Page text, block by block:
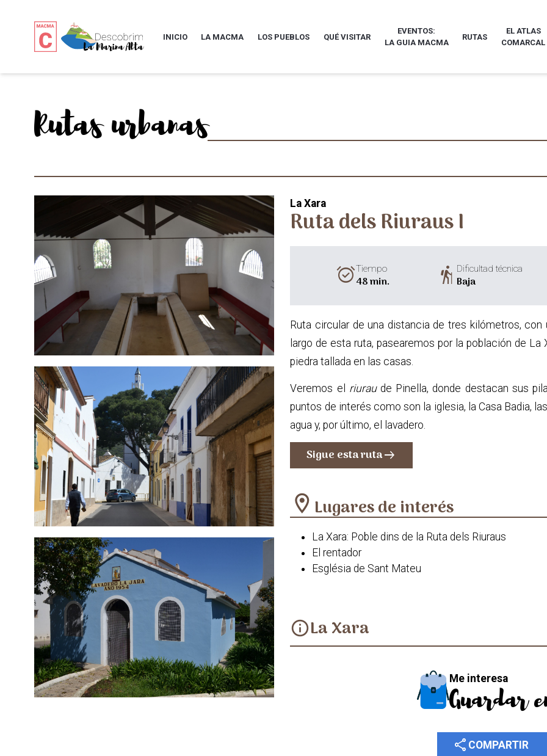
INICIO LA MACMA LOS PUEBLOS QUÉ VISITAR
EVENTOS:
LA GUIA MACMA
RUTAS
EL ATLAS
COMARCAL
Rutas urbanas
La Xara
Ruta dels Riuraus I
alarm_onTiempo
48 min. hikingDificultad técnica
Baja
Ruta circular de una distancia de tres kilómetros,
largo de esta ruta, pasearemos por la población de
piedra tallada en las casas.
Veremos el riurau de Pinella, donde destacan sus
puntos de interés como son la iglesia, la Casa Badia,
agua y, por último, el lavadero.
Sigue esta rutaarrow_right_alt
location_on Lugares de interés
La Xara: Poble dins de la Ruta dels Riuraus
El rentador
Església de Sant Mateu
infoLa Xara
Me interesa
Guardar
share COMPARTIR